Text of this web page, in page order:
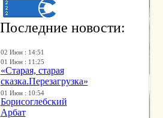
Последние новости:
02 Июн : 14:51
01 Июн : 11:25
«Старая, старая
сказка.Перезагрузка»
01 Июн : 10:54
Борисоглебский
Арбат